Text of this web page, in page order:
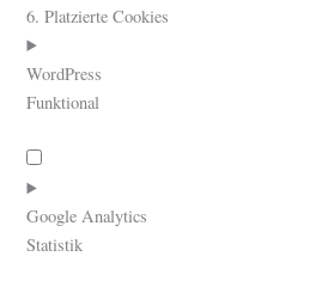
6. Platzierte Cookies
WordPress
Funktional
Consent
to
service
wordpress
Google Analytics
Statistik